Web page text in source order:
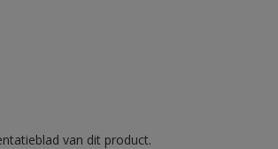
van dit product.